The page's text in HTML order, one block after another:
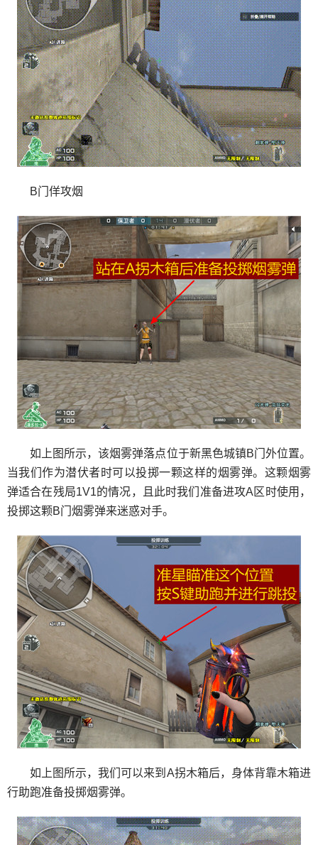
B门佯攻烟
如上图所示，该烟雾弹落点位于新黑色城镇B门外位置。
当我们作为潜伏者时可以投掷一颗这样的烟雾弹。这颗烟雾
弹适合在残局1V1的情况，且此时我们准备进攻A区时使用，
投掷这颗B门烟雾弹来迷惑对手。
如上图所示，我们可以来到A拐木箱后，身体背靠木箱进
行助跑准备投掷烟雾弹。